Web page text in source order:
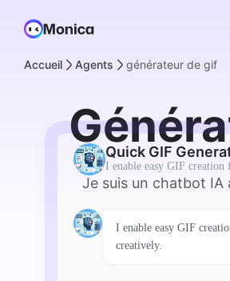
Accueil Agents générateur de gif
Je suis un chatbot IA
Quick GIF
I enable easy GIF
I enable easy GIF
creatively.